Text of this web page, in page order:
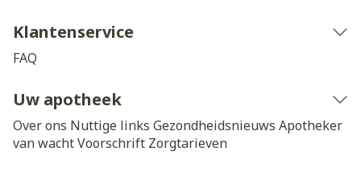
Klantenservice
FAQ
Uw apotheek
Over ons Nuttige links Gezondheidsnieuws Apotheker
van wachtVoorschrift Zorgtarieven